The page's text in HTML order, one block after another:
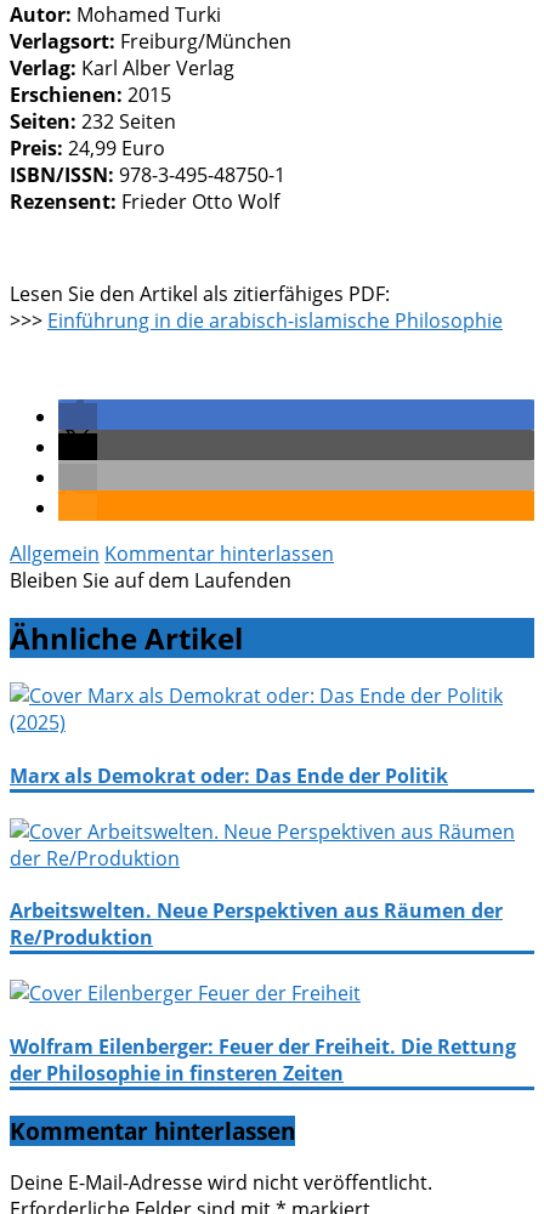
Autor: Mohamed Turki
Verlagsort: Freiburg/München
Verlag: Karl Alber Verlag
Erschienen: 2015
Seiten: 232 Seiten
Preis: 24,99 Euro
ISBN/ISSN: 978-3-495-48750-1
Rezensent: Frieder Otto Wolf
Lesen Sie den Artikel als zitierfähiges PDF:
>>> Einführung in die arabisch-islamische Philosophie
Allgemein Kommentar hinterlassen
Bleiben Sie auf dem Laufenden
Ähnliche Artikel
Marx als Demokrat oder: Das Ende der Politik
Arbeitswelten. Neue Perspektiven aus Räumen der
Re/Produktion
Wolfram Eilenberger: Feuer der Freiheit. Die Rettung
der Philosophie in finsteren Zeiten
Kommentar hinterlassen
Deine E-Mail-Adresse wird nicht veröffentlicht.
Erforderliche Felder sind mit* markiert